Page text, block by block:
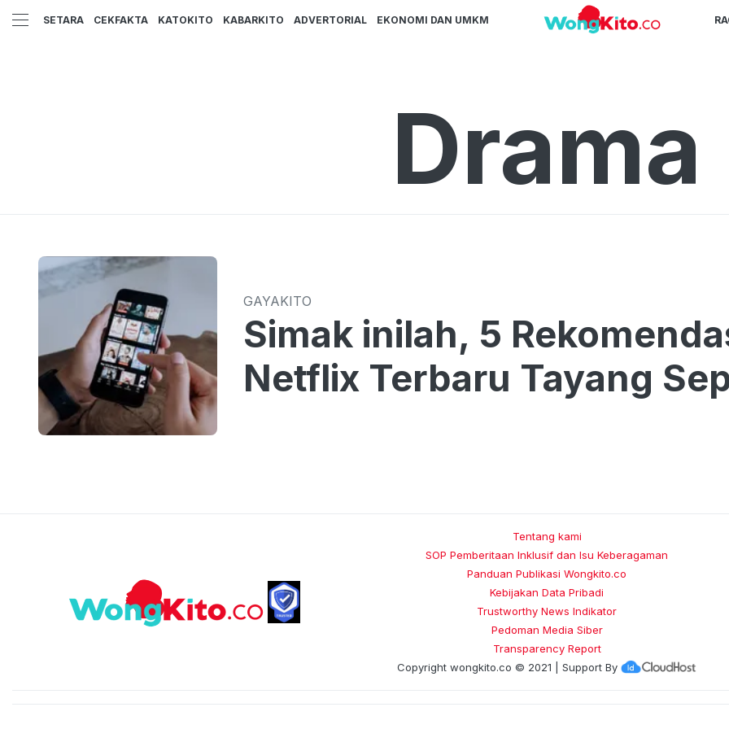
SETARA CEKFAKTA KATOKITO KABARKITO ADVERTORIAL EKONOMI DAN UMKM
Drama
GAYAKITO
Simak inilah, 5
Netflix Terbaru Tayang
Tentang kami
SOP Pemberitaan Inklusif dan Isu Keberagaman
Panduan Publikasi Wongkito.co
Kebijakan Data Pribadi
Trustworthy News Indikator
Pedoman Media Siber
Transparency Report
Copyright wongkito.co © 2021 | Support By